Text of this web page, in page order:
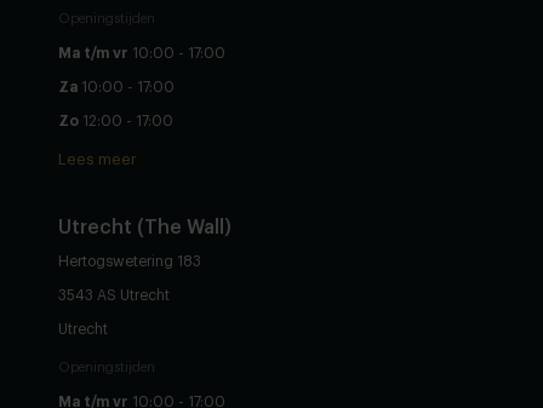
Openingstijden
Ma t/m vr 10:00 - 17:00
Za 10:00 - 17:00
Zo 12:00 - 17:00
Lees meer
Utrecht (The Wall)
Hertogswetering 183
3543 AS Utrecht
Utrecht
Openingstijden
Ma t/m vr 10:00 - 17:00